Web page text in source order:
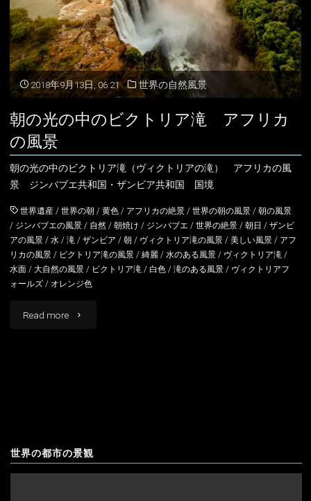
ト
リ
ア
虹
の
風
景
ザ
2018年9月13日, 06:21 世界の自然風景
朝の光の中のビクトリア滝 アフリカ
の風景
朝の光の中のビクトリア滝（ヴィクトリアの滝） アフリカの風
景 ジンバブエ共和国・ザンビア共和国 国境
世界遺産 /世界の朝 /黄色 / アフリカの絶景 /世界の朝の風景 /朝の風景
/ ジンバブエの風景 / 自然 /朝焼け / ジンバブエ /世界の絶景 /朝日 /ザンビ
アの風景 /水 /滝 /ザンビア /朝 / ヴィクトリア滝の風景 /美しい風景 / アフ
リカの風景 / ビクトリア滝の風景 /綺麗 /水のある風景 / ヴィクトリア滝 /
水面 /大自然の風景 / ビクトリア滝 /白色 /滝のある風景 / ヴィクトリアフ
ォールズ / オレンジ色
Read more "朝
の
世界の都市の景観
アイスランド
アイルランド
アルバニア
アルメニア
イギリス
イングランド
ウェールズ
スコットランド
イタリア
ウクライナ
エストニア
ギリシャ